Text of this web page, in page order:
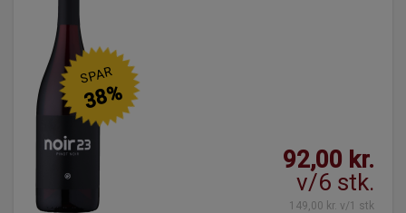
92,00 kr.
v/6 stk.
149,00 kr. v/1 stk
SPAR
38%